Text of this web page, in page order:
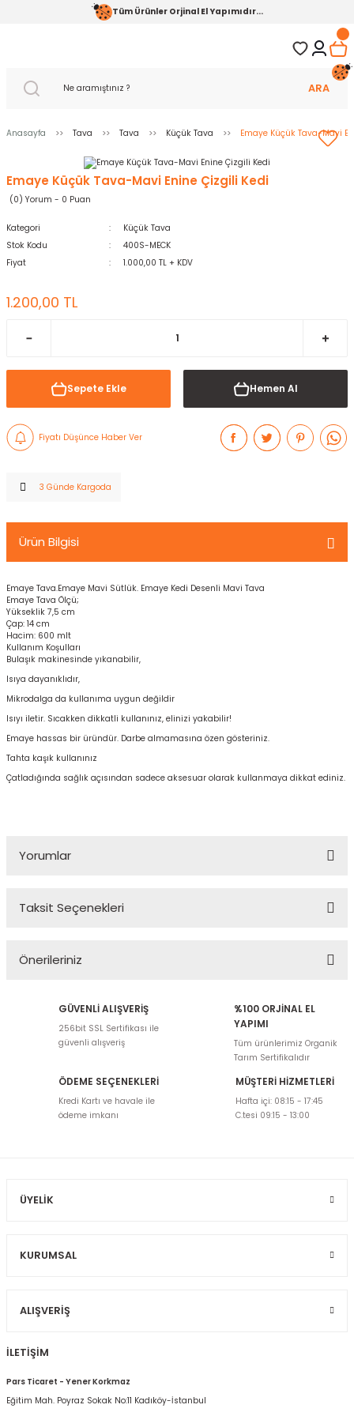
Tüm Ürünler Orjinal El Yapımıdır...
ARA
Anasayfa Tava Tava Küçük Tava Emaye Küçük Tava-Mavi
Emaye Küçük Tava-Mavi Enine Çizgili Kedi
(0) Yorum - 0 Puan
Kategori
Küçük Tava
Stok Kodu
400S-MECK
Fiyat
1.000,00 TL + KDV
1.200,00 TL
Sepete Ekle Hemen Al
Fiyatı Düşünce Haber Ver
3 Günde Kargoda
Ürün Bilgisi
Emaye Tava.Emaye Mavi Sütlük. Emaye Kedi Desenli Mavi Tava
Emaye Tava Ölçü;
Yükseklik 7,5 cm
Çap: 14 cm
Hacim: 600 mlt
Kullanım Koşulları
Bulaşık makinesinde yıkanabilir,
Isıya dayanıklıdır,
Mikrodalga da kullanıma uygun değildir
Isıyı iletir. Sıcakken dikkatli kullanınız, elinizi yakabilir!
Emaye hassas bir üründür. Darbe almamasına özen gösteriniz.
Tahta kaşık kullanınız
Çatladığında sağlık açısından sadece aksesuar olarak kullanmaya dikkat ediniz.
Yorumlar
Taksit Seçenekleri
Önerileriniz
Bu ürünün fiyat bilgisi, resim, ürün açıklamalarında ve diğer
konularda yetersiz gördüğünüz noktaları öneri formunu kullanarak
tarafımıza iletebilirsiniz.
Görüş ve önerileriniz için teşekkür ederiz.
Ürün resmi kalitesiz, bozuk veya görüntülenemiyor.
Ürün açıklamasında eksik bilgiler bulunuyor.
GÜVENLİ ALIŞVERİŞ
256bit SSL Sertifikası ile
güvenli alışveriş
%100 ORJİNAL EL
YAPIMI
Tüm ürünlerimiz Organik
Tarım Sertifikalıdır
ÖDEME SEÇENEKLERİ
Kredi Kartı ve havale ile
ödeme imkanı
MÜŞTERİ HİZMETLERİ
Hafta içi: 08:15 - 17:45
C.tesi 09:15 - 13:00
ÜYELIK
KURUMSAL
ALIŞVERIŞ
İLETİŞİM
Pars Ticaret - Yener Korkmaz
Eğitim Mah. Poyraz Sokak No:11 Kadıköy-İstanbul